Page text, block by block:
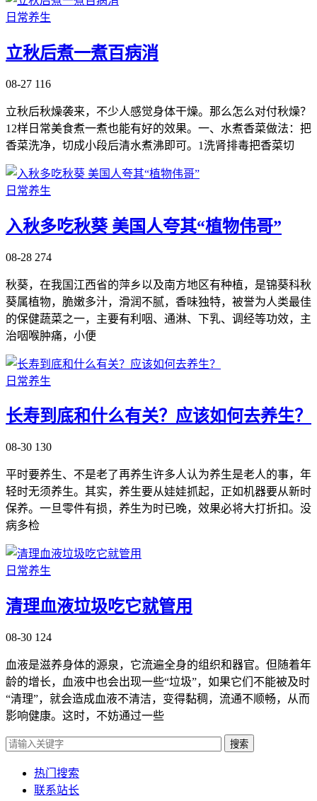
日常养生
立秋后煮一煮百病消
08-27 116
立秋后秋燥袭来，不少人感觉身体干燥。那么怎么对付秋燥？
12样日常美食煮一煮也能有好的效果。一、水煮香菜做法：把
香菜洗净，切成小段后清水煮沸即可。1洗肾排毒把香菜切
日常养生
入秋多吃秋葵 美国人夸其“植物伟哥”
08-28 274
秋葵，在我国江西省的萍乡以及南方地区有种植，是锦葵科秋
葵属植物，脆嫩多汁，滑润不腻，香味独特，被誉为人类最佳
的保健蔬菜之一，主要有利咽、通淋、下乳、调经等功效，主
治咽喉肿痛，小便
日常养生
长寿到底和什么有关？应该如何去养生？
08-30 130
平时要养生、不是老了再养生许多人认为养生是老人的事，年
轻时无须养生。其实，养生要从娃娃抓起，正如机器要从新时
保养。一旦零件有损，养生为时已晚，效果必将大打折扣。没
病多检
日常养生
清理血液垃圾吃它就管用
08-30 124
血液是滋养身体的源泉，它流遍全身的组织和器官。但随着年
龄的增长，血液中也会出现一些“垃圾”，如果它们不能被及时
“清理”，就会造成血液不清洁，变得黏稠，流通不顺畅，从而
影响健康。这时，不妨通过一些
搜索
热门搜索
联系站长